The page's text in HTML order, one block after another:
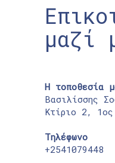
μαζί
Η τοποθεσία
Βασιλίσσης
Κτίριο 2, 1ος
Τηλέφωνο
+2541079448